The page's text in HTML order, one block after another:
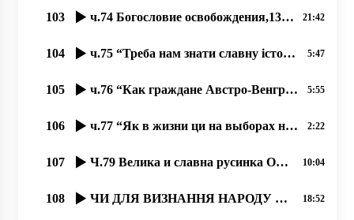
103 ч.74 Богословие освобождения,13.08.2020, проф. Димитрий Сидор 21:42
104 ч.75 “Треба нам знати славну історію русинов“, 26.08.2020, проф. Димитрий Сидор 5:47
105 ч.76 “Как граждане Австро-Венгрии в Киеве провозглашали УНР“, 27.08.2020, проф. Димитрий Сидор 5:55
106 ч.77 “Як в жизни ци на выборах не поддержати бы чужого؟“, 31.08.2020, проф. Димитрий Сидор 2:22
107 Ч.79 Велика и славна русинка Ольга Прокоп. 11.09.2020 10:04
108 ЧИ ДЛЯ ВИЗНАННЯ НАРОДУ ПОТРІБНА КОДИФІКАЦІЯ І ВЗАГАЛІ ПИСЕМНІСТЬ НА ТУЙ БЕСІДІ؟ 18:52